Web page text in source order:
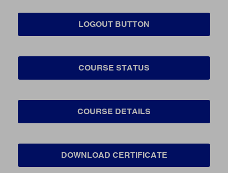
LOGOUT BUTTON
COURSE STATUS
COURSE DETAILS
DOWNLOAD CERTIFICATE